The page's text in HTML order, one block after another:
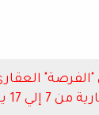
17 يوليو